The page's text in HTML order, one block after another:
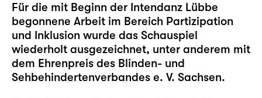
Für die mit Beginn der Intendanz Lübbe
begonnene Arbeit im Bereich Partizipation
und Inklusion wurde das Schauspiel
wiederholt ausgezeichnet, unter anderem mit
dem Ehrenpreis des Blinden- und
Sehbehindertenverbandes e. V. Sachsen.